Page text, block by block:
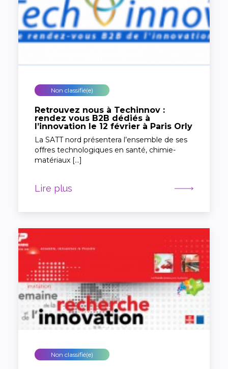
Non classifié(e)
Retrouvez nous à Techinnov :
rendez vous B2B dédiés à
l’innovation le 12 février à Paris Orly
La SATT nord présentera l’ensemble de ses
offres technologiques en santé, chimie-
matériaux […]
Lire plus
Non classifié(e)